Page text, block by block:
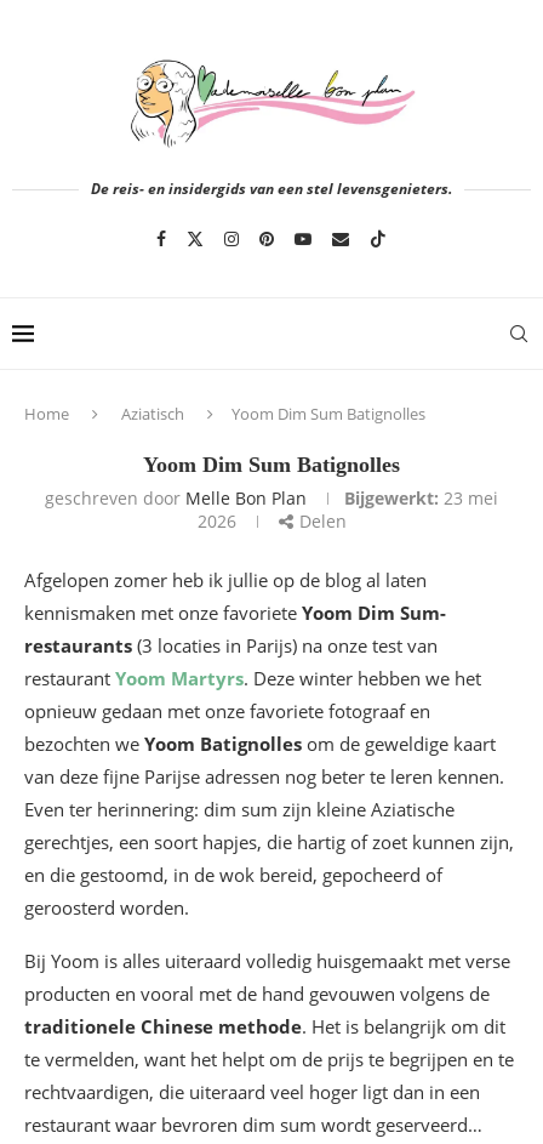
De reis- en insidergids van een stel levensgenieters.
Home Aziatisch Yoom Dim Sum Batignolles
Yoom Dim Sum Batignolles
geschreven door Melle Bon Plan Bijgewerkt: 23 mei
2026
Delen
Afgelopen zomer heb ik jullie op de blog al laten
kennismaken met onze favoriete Yoom Dim Sum-
restaurants (3 locaties in Parijs) na onze test van
restaurant Yoom Martyrs. Deze winter hebben we het
opnieuw gedaan met onze favoriete fotograaf en
bezochten we Yoom Batignolles om de geweldige kaart
van deze fijne Parijse adressen nog beter te leren kennen.
Even ter herinnering: dim sum zijn kleine Aziatische
gerechtjes, een soort hapjes, die hartig of zoet kunnen zijn,
en die gestoomd, in de wok bereid, gepocheerd of
geroosterd worden.
Bij Yoom is alles uiteraard volledig huisgemaakt met verse
producten en vooral met de hand gevouwen volgens de
traditionele Chinese methode. Het is belangrijk om dit
te vermelden, want het helpt om de prijs te begrijpen en te
rechtvaardigen, die uiteraard veel hoger ligt dan in een
restaurant waar bevroren dim sum wordt geserveerd…